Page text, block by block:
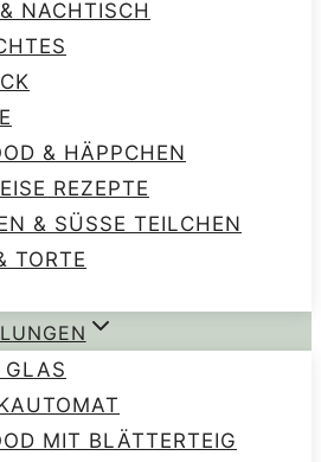
NACHTISCH
& HÄPPCHEN
REZEPTE
& SÜSSE TEILCHEN
TORTE
MIT BLÄTTERTEIG